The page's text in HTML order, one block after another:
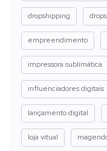
dropshipping
empreendimento
impressora sublimática
influenciadores digitais
lançamento digital
loja vitual